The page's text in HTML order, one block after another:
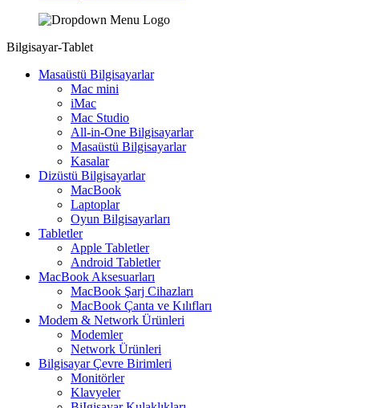
Bilgisayar-Tablet
Masaüstü Bilgisayarlar
Mac mini
iMac
Mac Studio
All-in-One Bilgisayarlar
Masaüstü Bilgisayarlar
Kasalar
Dizüstü Bilgisayarlar
MacBook
Laptoplar
Oyun Bilgisayarları
Tabletler
Apple Tabletler
Android Tabletler
MacBook Aksesuarları
MacBook Şarj Cihazları
MacBook Çanta ve Kılıfları
Modem & Network Ürünleri
Modemler
Network Ürünleri
Bilgisayar Çevre Birimleri
Monitörler
Klavyeler